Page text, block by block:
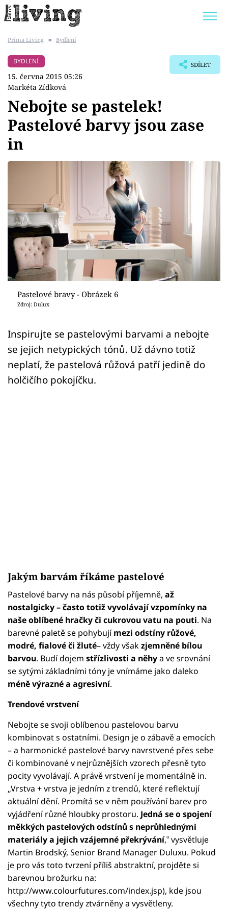
BYDLENÍ SLAVNÝCH
Témata
Design
Sledujte prima+
Přihlášení
Sledujte nás
Prima Living ■ Bydlení
BYDLENÍ
15. června 2015 05:26
Markéta Zídková
SDÍLET
Nebojte se pastelek!
Pastelové barvy jsou zase
in
Pastelové bravy - Obrázek 6
Zdroj: Dulux
Inspirujte se pastelovými barvami a nebojte
se jejich netypických tónů. Už dávno totiž
neplatí, že pastelová růžová patří jedině do
holčičího pokojíčku.
Jakým barvám říkáme pastelové
Pastelové barvy na nás působí příjemně, až
nostalgicky – často totiž vyvolávají vzpomínky na
naše oblíbené hračky či cukrovou vatu na pouti. Na
barevné paletě se pohybujímezi odstíny růžové,
modré, fialové či žluté– vždy však zjemněné bílou
barvou. Budí dojem střízlivosti a něhya ve srovnání
se sytými základními tóny je vnímáme jako daleko
méně výrazné a agresivní.
Trendové vrstvení
Nebojte se svoji oblíbenou pastelovou barvu
kombinovat s ostatními. Design je o zábavě a emocích
– a harmonické pastelové barvy navrstvené přes sebe
či kombinované v nejrůznějších vzorech přesně tyto
pocity vyvolávají. A právě vrstvení je momentálně in.
„Vrstva + vrstva je jedním z trendů, které reflektují
aktuální dění. Promítá se v něm používání barev pro
vyjádření různé hloubky prostoru. Jedná se o spojení
měkkých pastelových odstínů s neprůhlednými
materiály a jejich vzájemné překrývání,‟ vysvětluje
Martin Brodský, Senior Brand Manager Duluxu. Pokud
je pro vás toto tvrzení příliš abstraktní, projděte si
barevnou brožurku na:
http://www.colourfutures.com/index.jsp), kde jsou
všechny tyto trendy ztvárněny a vysvětleny.